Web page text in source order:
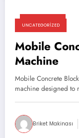
03/03/2025
UNCATEGORIZED
Mobile
Machine
Mobile Concrete
machine designed to
Briket Makinası